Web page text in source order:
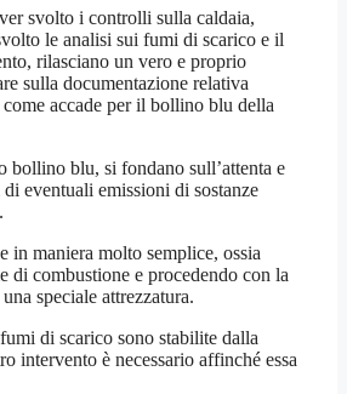
svolto i controlli sulla caldaia,
le analisi sui fumi di scarico e il
rilasciano un vero e proprio
sulla documentazione relativa
come accade per il bollino blu della
blu, si fondano sull’attenta e
eventuali emissioni di sostanze
in maniera molto semplice, ossia
di combustione e procedendo con la
speciale attrezzatura.
di scarico sono stabilite dalla
intervento è necessario affinché essa